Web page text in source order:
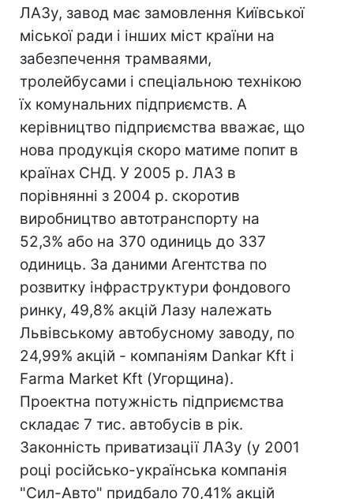
ЛАЗу, завод має замовлення Київської
міської ради і інших міст країни на
забезпечення трамваями,
тролейбусами і спеціальною технікою
їх комунальних підприємств. А
керівництво підприємства вважає, що
нова продукція скоро матиме попит в
країнах СНД. У 2005 р. ЛАЗ в
порівнянні з 2004 р. скоротив
виробництво автотранспорту на
52,3% або на 370 одиниць до 337
одиниць. За даними Агентства по
розвитку інфраструктури фондового
ринку, 49,8% акцій Лазу належать
Львівському автобусному заводу, по
24,99% акцій - компаніям Dankar Kft і
Farma Market Kft (Угорщина).
Проектна потужність підприємства
складає 7 тис. автобусів в рік.
Законність приватизації ЛАЗу (у 2001
році російсько-українська компанія
"Сил-Авто" придбало 70,41% акцій